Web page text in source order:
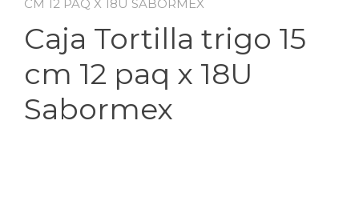
CM 12 PAQ X 18U SABORMEX
Caja Tortilla trigo 15
cm 12 paq x 18U
Sabormex